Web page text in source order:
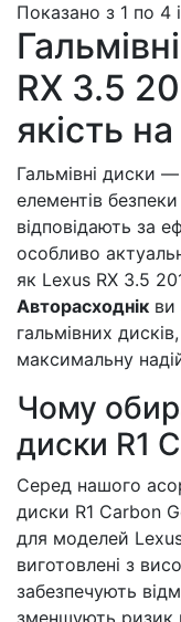
Показано з 1 по 4
RX 3.5
якість
Гальмівні диски
елементів
відповідають за
особливо
як Lexus RX 3.5
Авторасходнік ви
гальмівних
максимальну
Чому
диски R1
Серед нашого
диски R1 Carbon
для моделей
виготовлені з
забезпечують
зменшують ризик